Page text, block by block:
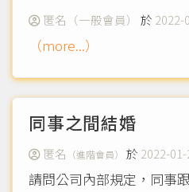
匿名（一般會員） 於 2022-
（more...）
同事之間結婚
匿名 （進階會員） 於 2022-01-
請問公司內部規定，同事